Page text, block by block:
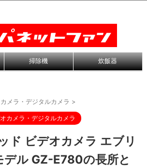
掃除機 炊飯器
メラ・デジタルカメラ >
カメラ・デジタルカメラ
ド ビデオカメラ エブリ
デル GZ-E780の長所と